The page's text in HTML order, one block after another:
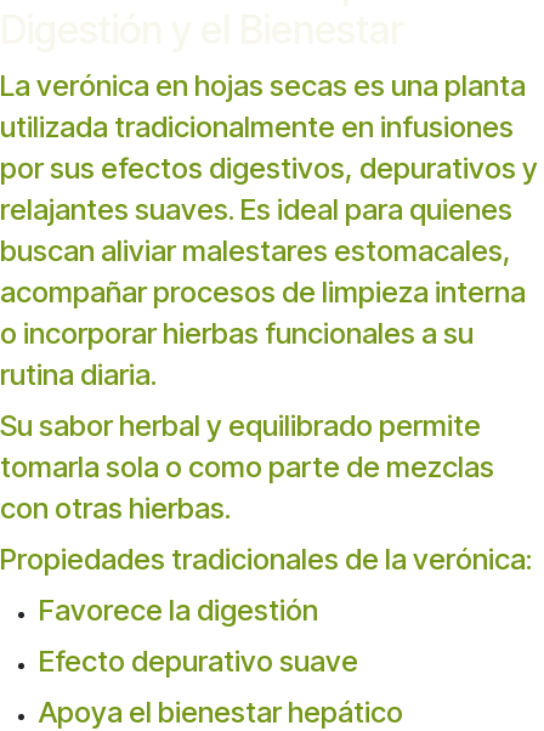
La verónica en hojas secas es una planta
utilizada tradicionalmente en infusiones
por sus efectos digestivos, depurativos y
relajantes suaves. Es ideal para quienes
buscan aliviar malestares estomacales,
acompañar procesos de limpieza interna
o incorporar hierbas funcionales a su
rutina diaria.
Su sabor herbal y equilibrado permite
tomarla sola o como parte de mezclas
con otras hierbas.
Propiedades tradicionales de la verónica:
Favorece la digestión
Efecto depurativo suave
Apoya el bienestar hepático